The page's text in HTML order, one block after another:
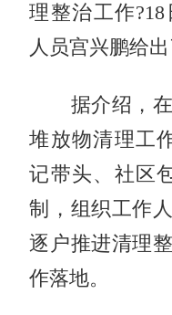
理整治工作
人员宫兴鹏给出
据介绍，在
堆放物清理工
记带头、社区
制，组织工作
逐户推进清理
作落地。